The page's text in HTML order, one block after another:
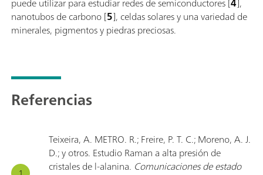
nanotubos de carbono [5], celdas solares y una variedad de
minerales, pigmentos y piedras preciosas.
Referencias
Teixeira, A. METRO. R.; Freire, P. T. C.; Moreno, A. J.
D.; y otros. Estudio Raman a alta presión de
cristales de l-alanina. Comunicaciones de estado